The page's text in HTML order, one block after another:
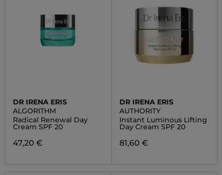
DR IRENA ERIS
ALGORITHM
Radical Renewal Day
Cream SPF 20
47,20 €
DR IRENA ERIS
AUTHORITY
Instant Luminous Lifting
Day Cream SPF 20
81,60 €